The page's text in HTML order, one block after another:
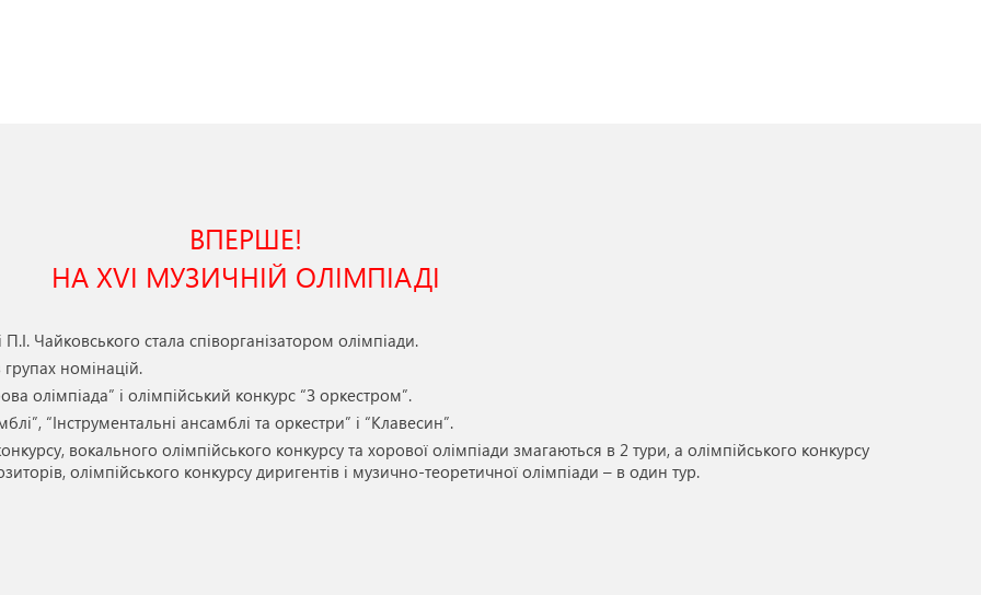
ВПЕРШЕ!
НА XVI МУЗИЧНІЙ ОЛІМПІАДІ
Чайковського стала співорганізатором олімпіади.
групах номінацій.
олімпіада” і олімпійський конкурс “З оркестром”.
“Інструментальні ансамблі та оркестри” і “Клавесин”.
вокального олімпійського конкурсу та хорової олімпіади змагаються в 2 тури, а олімпійського конкурсу
олімпійського конкурсу диригентів і музично-теоретичної олімпіади – в один тур.